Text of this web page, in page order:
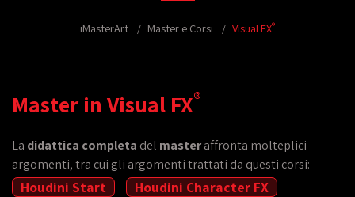
iMasterArt Master e Corsi Visual FX®
Master in Visual FX®
La didattica completa del masteraffronta molteplici
argomenti, tra cui gli argomenti trattati da questi corsi:
Houdini Start
Houdini Character FX